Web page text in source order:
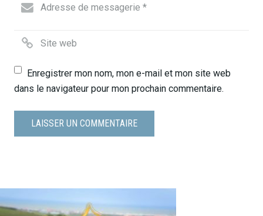
Enregistrer mon nom, mon e-mail et mon site web
dans le navigateur pour mon prochain commentaire.